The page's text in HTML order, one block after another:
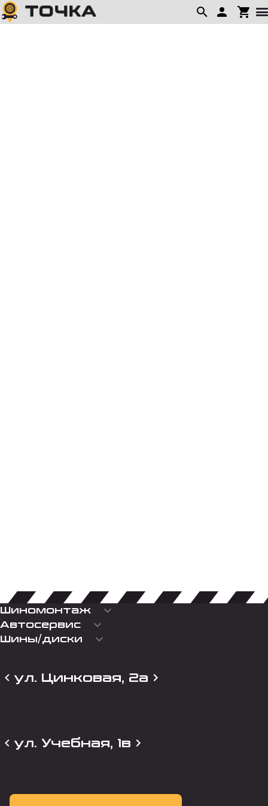
Шиномонтаж keyboard_arrow_down
Автосервис keyboard_arrow_down
Шины/диски keyboard_arrow_down
ул. Цинковая, 2а
ул. Учебная, 1в